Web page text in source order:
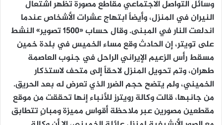
وسائل التواصل الاجتماعي مقاطع مصورة تظهر اشتعال
النيران في المنزل، وأيضاً ابتهاج عشرات الأشخاص عندما
اندلعت النار في المبنى. وقال حساب «1500 تصوير» النشط
على تويتر، إن الحادث وقع مساء الخميس في بلدة خمين
مسقط رأس الزعيم الإيراني الراحل في جنوب العاصمة
طهران، وتم تحويل المنزل لاحقاً إلى متحف لاستذكار
الخميني، ولم يتضح حجم الضرر الذي تعرض له بعد الحريق.
من جانبها، قالت وكالة رويترز للأنباء إنها تحققت من موقع
مقطعين مصورين عبر ملاحظة أقواس مميزة ومبانٍ تتطابق